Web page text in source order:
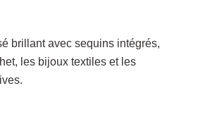
brillant avec sequins intégrés,
les bijoux textiles et les